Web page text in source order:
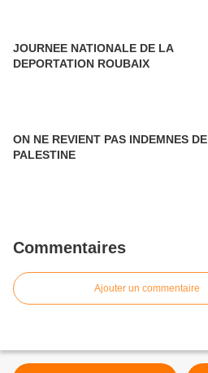
JOURNEE NATIONALE DE LA
DEPORTATION ROUBAIX
ON NE REVIENT PAS INDEMNES DE
PALESTINE
Commentaires
Ajouter un commentaire